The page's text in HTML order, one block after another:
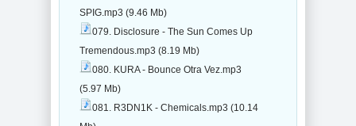
SPIG.mp3 (9.46 Mb)
079. Disclosure - The Sun Comes Up
Tremendous.mp3 (8.19 Mb)
080. KURA - Bounce Otra Vez.mp3
(5.97 Mb)
081. R3DN1K - Chemicals.mp3 (10.14